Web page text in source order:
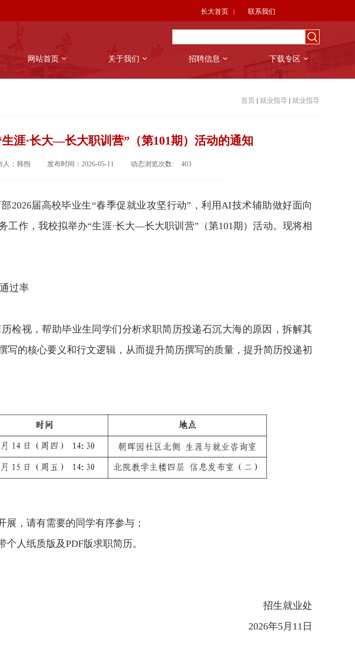
长大首页 联系我们
网站首页 关于我们 招聘信息 下载专区
首页 就业指导 就业指导
涯·长大—长大职训营”（第101期）活动的通知
人：韩煦 发布时间：2026-05-11 动态浏览次数: 403
2026届高校毕业生“春季促就业攻坚行动”，利用AI技术辅助做好面向
工作，我校拟举办“生涯·长大—长大职训营”（第101期）活动。现将相
过率
检视，帮助毕业生同学们分析求职简历投递石沉大海的原因，拆解其
写的核心要义和行文逻辑，从而提升简历撰写的质量，提升简历投递初
展，请有需要的同学有序参与；
个人纸质版及PDF版求职简历。
招生就业处
2026年5月11日